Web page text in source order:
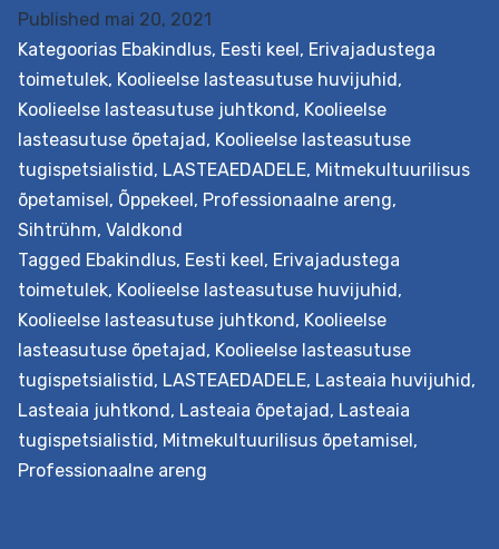
omandada paremad kolleegide toetamise oskused
hoidmaks…Continue readingKaasava
hariduse
edendamine
lasteaias
Published mai 20, 2021
Kategoorias Ebakindlus, Eesti keel, Erivajadustega
toimetulek, Koolieelse lasteasutuse huvijuhid,
Koolieelse lasteasutuse juhtkond, Koolieelse
lasteasutuse õpetajad, Koolieelse lasteasutuse
tugispetsialistid, LASTEAEDADELE, Mitmekultuurilisus
õpetamisel, Õppekeel, Professionaalne areng,
Sihtrühm, Valdkond
Tagged Ebakindlus, Eesti keel, Erivajadustega
toimetulek, Koolieelse lasteasutuse huvijuhid,
Koolieelse lasteasutuse juhtkond, Koolieelse
lasteasutuse õpetajad, Koolieelse lasteasutuse
tugispetsialistid, LASTEAEDADELE, Lasteaia huvijuhid,
Lasteaia juhtkond, Lasteaia õpetajad, Lasteaia
tugispetsialistid, Mitmekultuurilisus õpetamisel,
Professionaalne areng